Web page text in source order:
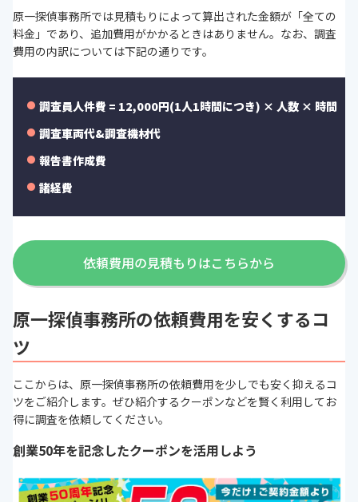
原一探偵事務所では見積もりによって算出された金額が「全ての
料金」であり、追加費用がかかるときはありません。なお、調査
費用の内訳については下記の通りです。
調査員人件費 = 12,000円(1人1時間につき) × 人数 × 時間
調査車両代&調査機材代
報告書作成費
諸経費
依頼費用の見積もりはこちらから
原一探偵事務所の依頼費用を安くするコ
ツ
ここからは、原一探偵事務所の依頼費用を少しでも安く抑えるコ
ツをご紹介します。ぜひ紹介するクーポンなどを賢く利用してお
得に調査を依頼してください。
創業50年を記念したクーポンを活用しよう